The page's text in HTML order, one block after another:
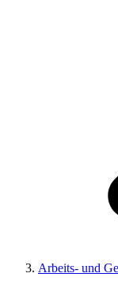
Arbeits- und